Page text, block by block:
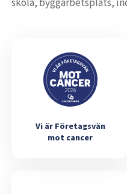
Vi är Företagsvän
mot cancer